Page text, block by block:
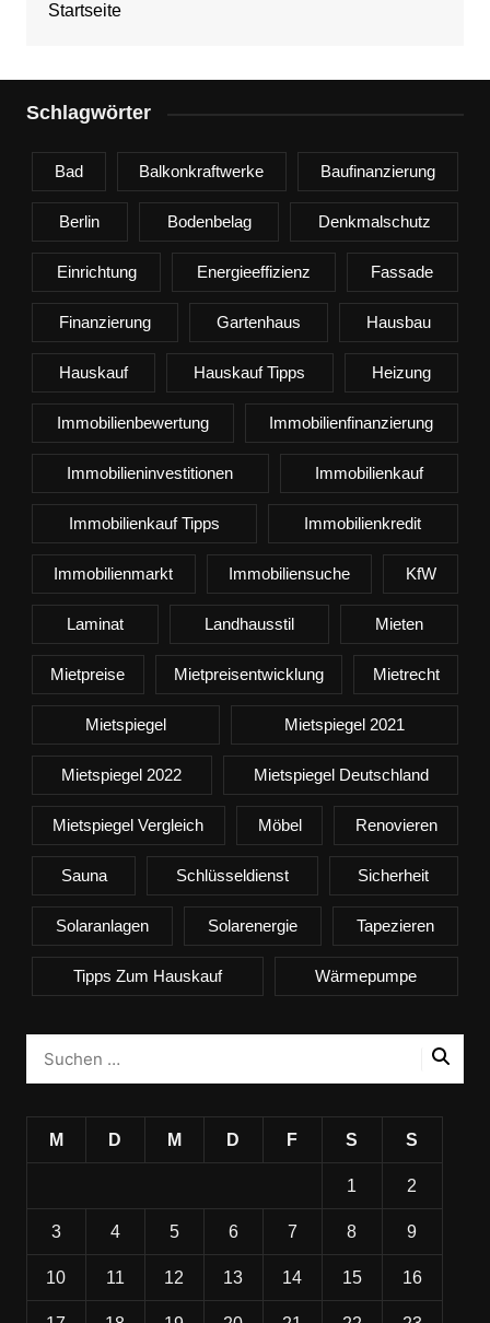
Startseite
Schlagwörter
Bad Balkonkraftwerke Baufinanzierung
Berlin Bodenbelag Denkmalschutz
Einrichtung Energieeffizienz Fassade
Finanzierung Gartenhaus Hausbau
Hauskauf Hauskauf Tipps Heizung
Immobilienbewertung Immobilienfinanzierung
Immobilieninvestitionen Immobilienkauf
Immobilienkauf Tipps Immobilienkredit
Immobilienmarkt Immobiliensuche KfW
Laminat Landhausstil Mieten
Mietpreise Mietpreisentwicklung Mietrecht
Mietspiegel Mietspiegel 2021
Mietspiegel 2022 Mietspiegel Deutschland
Mietspiegel Vergleich Möbel Renovieren
Sauna Schlüsseldienst Sicherheit
Solaranlagen Solarenergie Tapezieren
Tipps Zum Hauskauf Wärmepumpe
M D M D F S S
1 2
3 4 5 6 7 8 9
10 11 12 13 14 15 16